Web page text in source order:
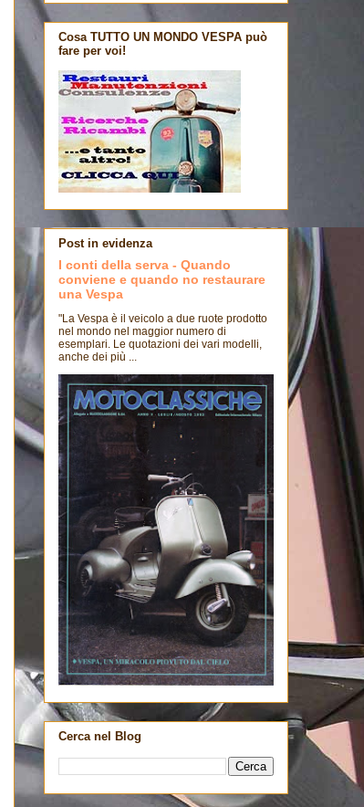
Cosa TUTTO UN MONDO VESPA può
fare per voi!
Post in evidenza
I conti della serva - Quando
conviene e quando no restaurare
una Vespa
"La Vespa è il veicolo a due ruote prodotto
nel mondo nel maggior numero di
esemplari. Le quotazioni dei vari modelli,
anche dei più ...
Cerca nel Blog